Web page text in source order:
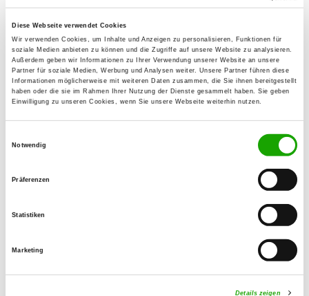
Diese Webseite verwendet Cookies
Wir verwenden Cookies, um Inhalte und Anzeigen zu personalisieren, Funktionen für
soziale Medien anbieten zu können und die Zugriffe auf unsere Website zu analysieren.
Außerdem geben wir Informationen zu Ihrer Verwendung unserer Website an unsere
Partner für soziale Medien, Werbung und Analysen weiter. Unsere Partner führen diese
Informationen möglicherweise mit weiteren Daten zusammen, die Sie ihnen bereitgestellt
haben oder die sie im Rahmen Ihrer Nutzung der Dienste gesammelt haben. Sie geben
Einwilligung zu unseren Cookies, wenn Sie unsere Webseite weiterhin nutzen.
Notwendig
Präferenzen
Statistiken
Marketing
Details zeigen
Übungsplatz:
Leitenweg 2 Z
01705 Freital
Handy:
0172 9214119
E-Mail:
www.schaeferhundverein-og-
Faehrte, Unterordnung, Schutzdienst,